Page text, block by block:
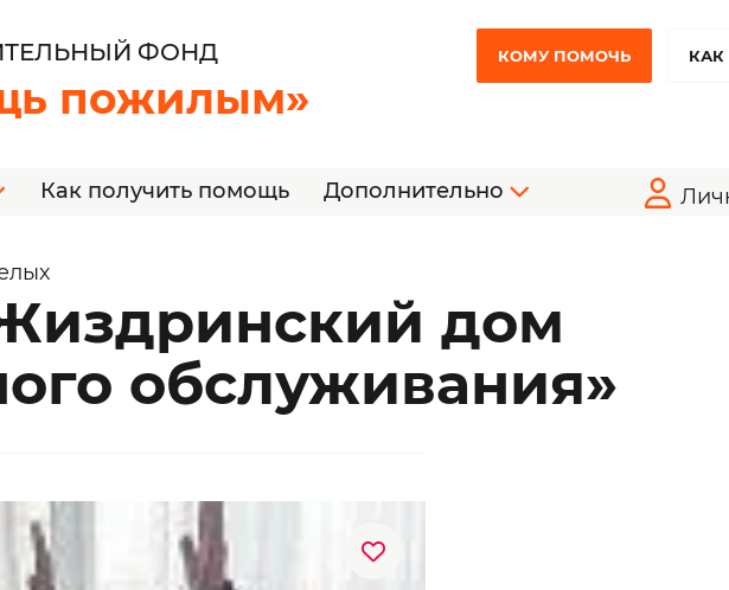
ФОНД
пожилым»
КОМУ ПОМОЧЬ
Как получить помощь Дополнительно
дом
обслуживания»